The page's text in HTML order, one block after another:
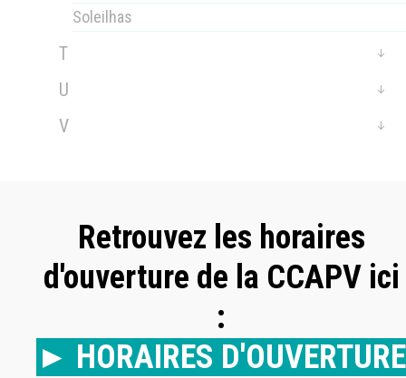
Soleilhas
T
U
V
Retrouvez les horaires
d'ouverture de la CCAPV ici
:
► HORAIRES D'OUVERTURE